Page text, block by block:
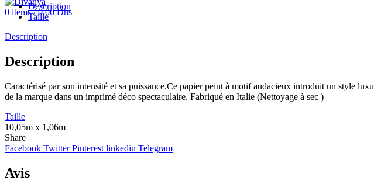
0 items / 0.00Dhs
Description
Taille
Description
Description
Caractérisé par son intensité et sa puissance.Ce papier peint à motif audacieux introduit un style
de la marque dans un imprimé déco spectaculaire. Fabriqué en Italie (Nettoyage à sec )
Taille
10,05m x 1,06m
Share
Facebook Twitter Pinterest linkedin Telegram
Avis